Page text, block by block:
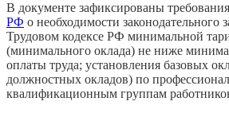
В документе зафиксированы
РФ о необходимости законодательного
Трудовом кодексе РФ минимальной
(минимального оклада) не ниже
оплаты труда; установления базовых
должностных окладов) по
квалификационным группам